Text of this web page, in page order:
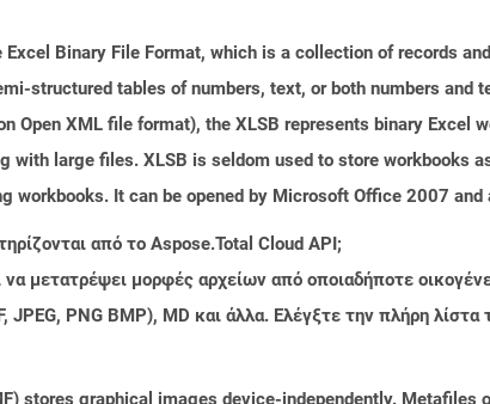
Binary File Format, which is a collection of records
structured tables of numbers, text, or both numbers
Open XML file format), the XLSB represents binary
with large files. XLSB is seldom used to store workbooks
workbooks. It can be opened by Microsoft Office 2007 and
από το Aspose.Total Cloud API;
μετατρέψει μορφές αρχείων από οποιαδήποτε
JPEG, PNG BMP), MD και άλλα. Ελέγξτε την πλήρη λίστα
stores graphical images device-independently.